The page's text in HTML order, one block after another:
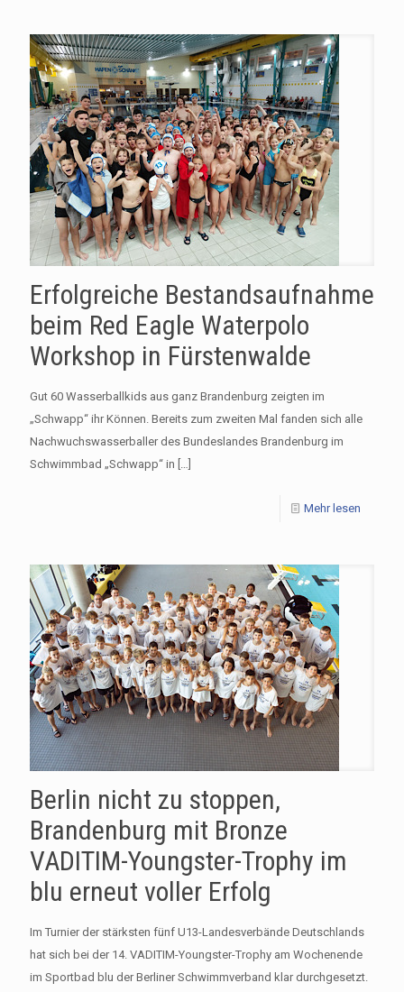
Erfolgreiche Bestandsaufnahme
beim Red Eagle Waterpolo
Workshop in Fürstenwalde
Gut 60 Wasserballkids aus ganz Brandenburg zeigten im
„Schwapp“ ihr Können. Bereits zum zweiten Mal fanden sich alle
Nachwuchswasserballer des Bundeslandes Brandenburg im
Schwimmbad „Schwapp“ in […]
Mehr lesen
Berlin nicht zu stoppen,
Brandenburg mit Bronze
VADITIM-Youngster-Trophy im
blu erneut voller Erfolg
Im Turnier der stärksten fünf U13-Landesverbände Deutschlands
hat sich bei der 14. VADITIM-Youngster-Trophy am Wochenende
im Sportbad blu der Berliner Schwimmverband klar durchgesetzt.